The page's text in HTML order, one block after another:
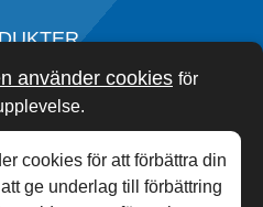
OSS
använder cookies för
cookies för att förbättra din
ge underlag till förbättring